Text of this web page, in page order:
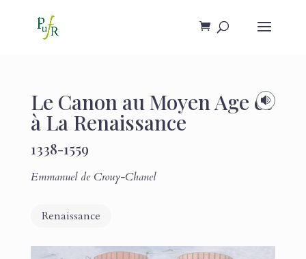

Le Canon au Moyen Age et
à La Renaissance
1338-1559
Emmanuel de Crouy-Chanel
Renaissance